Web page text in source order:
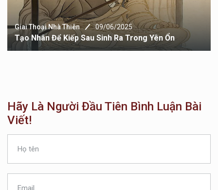
Giai Thoại Nhà Thiên 09/06/2025
Tạo Nhân Để Kiếp Sau Sinh Ra Trong Yên Ổn
Hãy Là Người Đầu Tiên Bình Luận Bài
Viết!